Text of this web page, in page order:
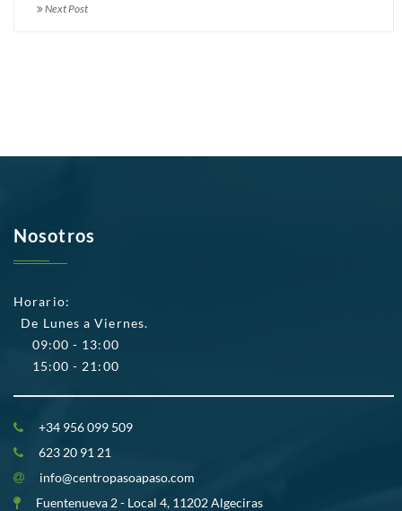
Next Post
Nosotros
Horario:
De Lunes a Viernes.
09:00 - 13:00
15:00 - 21:00
+34 956 099 509
623 20 91 21
info@centropasoapaso.com
Fuentenueva 2 - Local 4, 11202 Algeciras